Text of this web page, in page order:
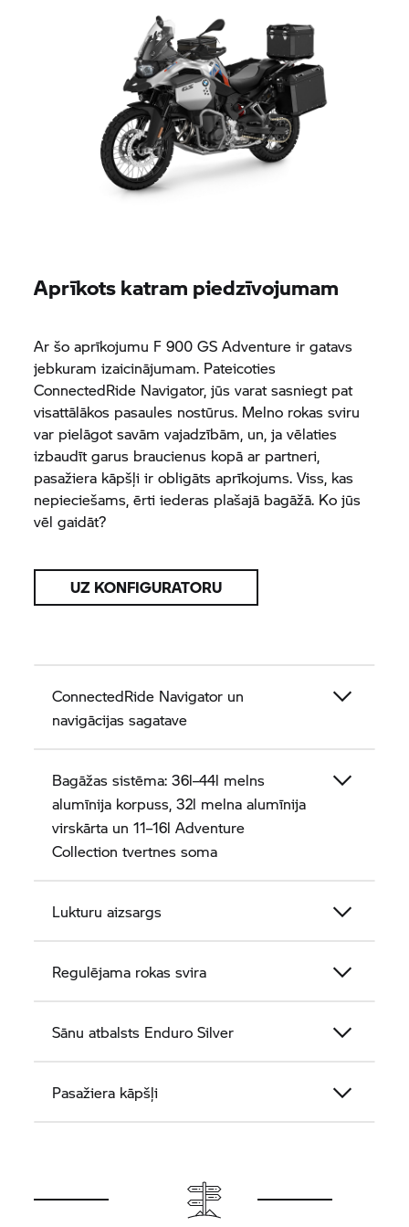
Aprīkots katram piedzīvojumam
Ar šo aprīkojumu F 900 GS Adventure ir gatavs
jebkuram izaicinājumam. Pateicoties
ConnectedRide Navigator, jūs varat sasniegt pat
visattālākos pasaules nostūrus. Melno rokas sviru
var pielāgot savām vajadzībām, un, ja vēlaties
izbaudīt garus braucienus kopā ar partneri,
pasažiera kāpšļi ir obligāts aprīkojums. Viss, kas
nepieciešams, ērti iederas plašajā bagāžā. Ko jūs
vēl gaidāt?
UZ KONFIGURATORU
ConnectedRide Navigator un
navigācijas sagatave
Bagāžas sistēma: 36l–44l melns
alumīnija korpuss, 32l melna alumīnija
virskārta un 11–16l Adventure
Collection tvertnes soma
Lukturu aizsargs
Regulējama rokas svira
Sānu atbalsts Enduro Silver
Pasažiera kāpšļi